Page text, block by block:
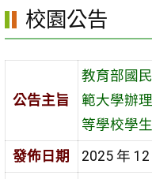
校園公告
公告主旨
教育部國
範大學辦
等學校學
發佈日期
2025 年 12